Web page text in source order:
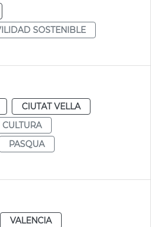
SOSTENIBLE
CIUTAT VELLA
CULTURA
PASQUA
VALENCIA